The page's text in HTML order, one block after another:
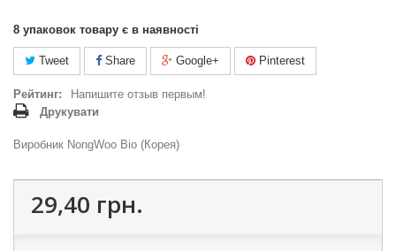
8 упаковок товару є в наявності
Tweet Share Google+ Pinterest
Рейтинг:
Напишите отзыв первым!
Друкувати
Виробник NongWoo Bio (Корея)
29,40 грн.